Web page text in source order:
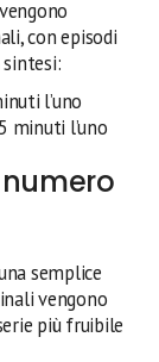
con episodi
l’uno
minuti l’uno
semplice
vengono
più fruibile